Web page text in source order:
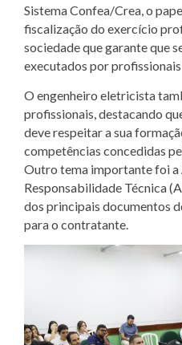
Sistema Confea/Crea, o
fiscalização do exercício
sociedade que garante que
executados por
O engenheiro eletricista
profissionais, destacando
deve respeitar a sua
competências concedidas
Outro tema importante foi a
Responsabilidade Técnica
dos principais documentos
para o contratante.